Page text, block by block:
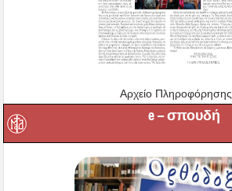
Αρχείο Πληροφόρησης
e – σπουδή